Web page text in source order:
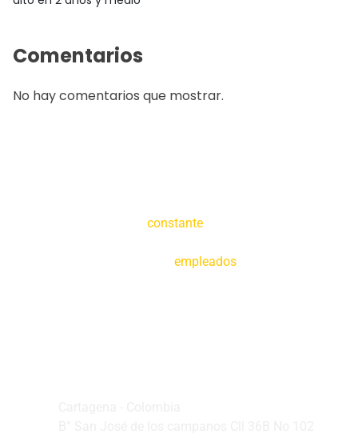
Comentarios
No hay comentarios que mostrar.
constante
empleados